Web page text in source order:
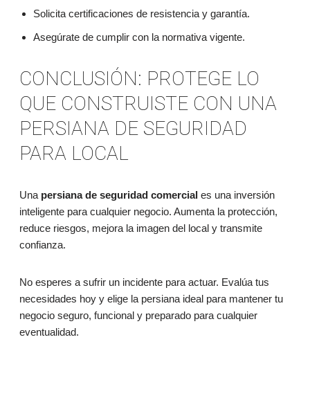
Solicita certificaciones de resistencia y garantía.
Asegúrate de cumplir con la normativa vigente.
CONCLUSIÓN: PROTEGE LO
QUE CONSTRUISTE CON UNA
PERSIANA DE SEGURIDAD
PARA LOCAL
Una persiana de seguridad comerciales una inversión
inteligente para cualquier negocio. Aumenta la protección,
reduce riesgos, mejora la imagen del local y transmite
confianza.
No esperes a sufrir un incidente para actuar. Evalúa tus
necesidades hoy y elige la persiana ideal para mantener tu
negocio seguro, funcional y preparado para cualquier
eventualidad.